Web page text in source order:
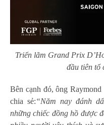
Triển lãm Grand Prix
đầu tiên tổ
Bên cạnh đó, ông
chia sẻ:“Năm nay đánh
những chiếc đồng hồ được